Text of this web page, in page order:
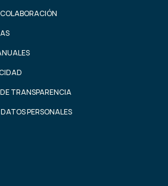
TRANSPARENCIA
PERSONALES